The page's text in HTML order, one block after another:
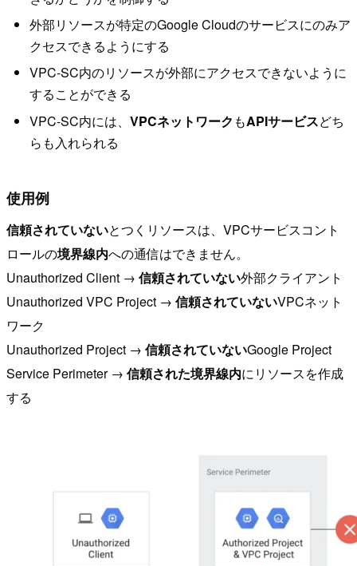
外部リソースが特定のGoogle Cloudのサービスにのみア
クセスできるようにする
VPC-SC内のリソースが外部にアクセスできないように
することができる
VPC-SC内には、 VPCネットワーク もAPIサービスどち
らも入れられる
使用例
信頼されていないとつくリソースは、VPCサービスコント
ロールの境界線内への通信はできません。
Unauthorized Client → 信頼されていない外部クライアント
Unauthorized VPC Project → 信頼されていないVPCネット
ワーク
Unauthorized Project → 信頼されていないGoogle Project
Service Perimeter → 信頼された境界線内にリソースを作成
する